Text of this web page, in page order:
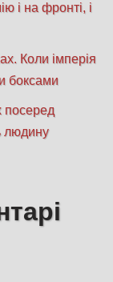
і на фронті, і
Коли імперія
боксами
посеред
людину